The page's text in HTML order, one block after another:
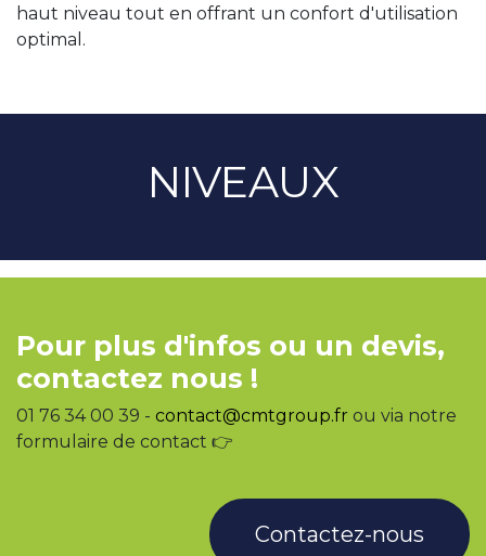
haut niveau tout en offrant un confort d'utilisation
optimal.
NIVEAUX
Pour plus d'infos ou un devis,
contactez nous !
01 76 34 00 39 - contact@cmtgroup.fr ou via notre
formulaire de contact 👉
Contactez-nous